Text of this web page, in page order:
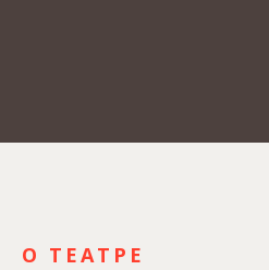
О ТЕАТРЕ